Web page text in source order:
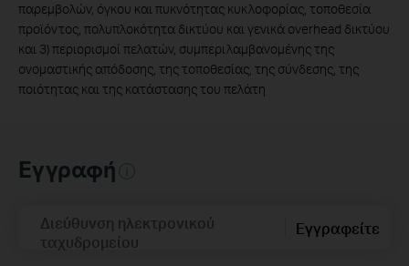
παρεμβολών, όγκου και πυκνότητας κυκλοφορίας, τοποθεσία
προϊόντος, πολυπλοκότητα δικτύου και γενικά overhead δικτύου
και 3) περιορισμοί πελατών, συμπεριλαμβανομένης της
ονομαστικής απόδοσης, της τοποθεσίας, της σύνδεσης, της
ποιότητας και της κατάστασης του πελάτη
Εγγραφή
Διεύθυνση ηλεκτρονικού
ταχυδρομείου
Εγγραφείτε